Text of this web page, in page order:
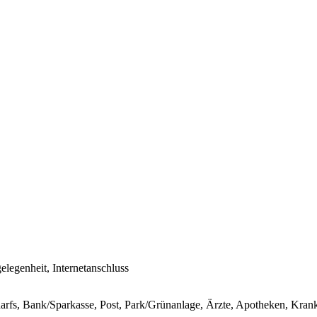
Internetanschluss
Bank/Sparkasse, Post, Park/Grünanlage, Ärzte, Apotheken,